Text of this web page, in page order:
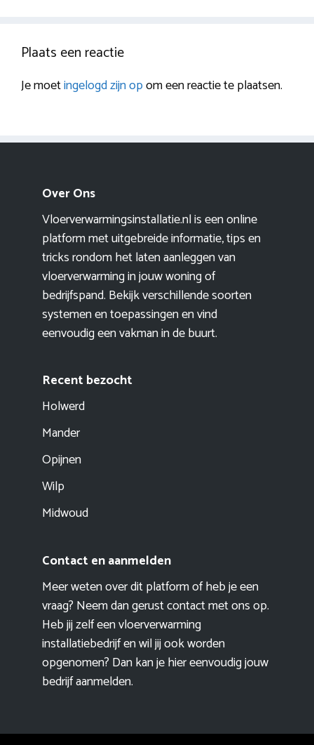
Plaats een reactie
Je moetingelogd zijn opom een reactie te plaatsen.
Over Ons
Vloerverwarmingsinstallatie.nl is een online
platform met uitgebreide informatie, tips en
tricks rondom het laten aanleggen van
vloerverwarming in jouw woning of
bedrijfspand. Bekijk verschillende soorten
systemen en toepassingen en vind
eenvoudig een vakman in de buurt.
Recent bezocht
Holwerd
Mander
Opijnen
Wilp
Midwoud
Contact en aanmelden
Meer weten over dit platform of heb je een
vraag? Neem dan gerust contact met ons op.
Heb jij zelf een vloerverwarming
installatiebedrijf en wil jij ook worden
opgenomen? Dan kan je hier eenvoudigjouw
bedrijf aanmelden.